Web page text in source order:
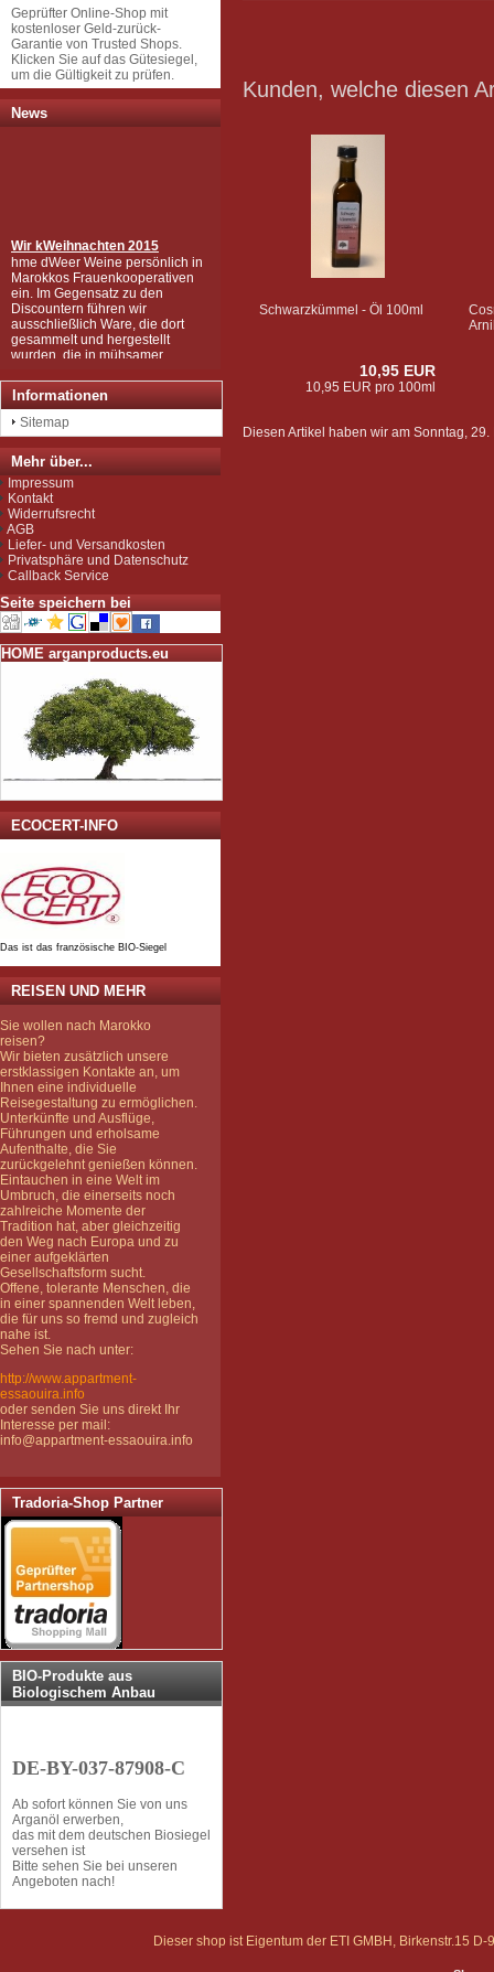
Kunden, welche diesen
Schwarzkümmel - Öl 100ml
10,95 EUR
10,95 EUR pro 100ml
Diesen Artikel haben wir am Sonntag,
Geprüfter Online-Shop mit
kostenloser Geld-zurück-
Garantie von Trusted Shops.
Klicken Sie auf das Gütesiegel,
um die Gültigkeit zu prüfen.
News
hme dWeer Weine persönlich in
Marokkos Frauenkooperativen
ein. Im Gegensatz zu den
Discountern führen wir
ausschließlich Ware, die dort
gesammelt und hergestellt
wurden, die in mühsamer
Handarbeit zu den wertvollen
bei uns kaufen können.
Wir sind zudem von der EU als
Importeur zugelassen und
unterliegen der Kontrolle nach
der sog. Novel-Food-VO.
Seit Juli 2012 sind wir für das
Argan Speiseöl BIO-zertifiziert
gemäß EG-Öko-Verordnung
durch DE-ÖKO-037 (Marokko
Landwirtschaft)
Informationen
Sitemap
Mehr über...
Impressum
Kontakt
Widerrufsrecht
AGB
Liefer- und Versandkosten
Privatsphäre und Datenschutz
Callback Service
Seite speichern bei
HOME arganproducts.eu
ECOCERT-INFO
Das ist das französische BIO-Siegel
REISEN UND MEHR
Sie wollen nach Marokko
reisen?
Wir bieten zusätzlich unsere
erstklassigen Kontakte an, um
Ihnen eine individuelle
Reisegestaltung zu ermöglichen.
Unterkünfte und Ausflüge,
Führungen und erholsame
Aufenthalte, die Sie
zurückgelehnt genießen können.
Eintauchen in eine Welt im
Umbruch, die einerseits noch
zahlreiche Momente der
Tradition hat, aber gleichzeitig
den Weg nach Europa und zu
einer aufgeklärten
Gesellschaftsform sucht.
Offene, tolerante Menschen, die
in einer spannenden Welt leben,
die für uns so fremd und zugleich
nahe ist.
Sehen Sie nach unter:
http://www.appartment-
essaouira.info
oder senden Sie uns direkt Ihr
Interesse per mail:
info@appartment-essaouira.info
Tradoria-Shop Partner
BIO-Produkte aus
Biologischem Anbau
DE-BY-037-87908-C
Ab sofort können Sie von uns
Arganöl erwerben,
das mit dem deutschen Biosiegel
versehen ist
Bitte sehen Sie bei unseren
Angeboten nach!
Dieser shop ist Eigentum der ETI GMBH, Birkenstr.15